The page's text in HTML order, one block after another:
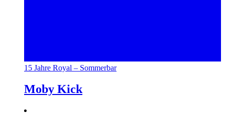
15 Jahre Royal – Sommerbar
Moby Kick